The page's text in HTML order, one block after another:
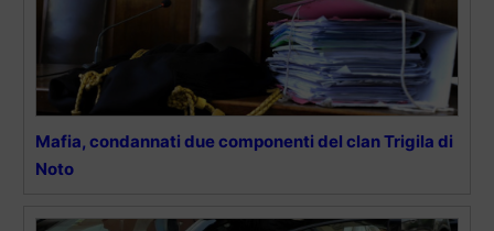
Mafia, condannati due componenti del clan Trigila di
Noto